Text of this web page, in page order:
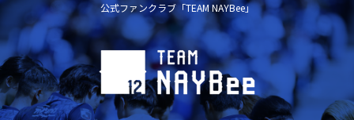
公式ファンクラブ「TEAM NAYBee」